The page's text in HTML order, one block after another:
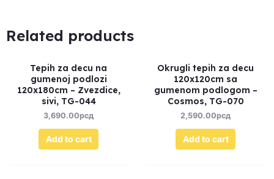
Related products
Tepih za decu na
gumenoj podlozi
120x180cm – Zvezdice,
sivi, TG-044
3,690.00рсд
Add to cart
Okrugli tepih za decu
120x120cm sa
gumenom podlogom –
Cosmos, TG-070
2,590.00рсд
Add to cart